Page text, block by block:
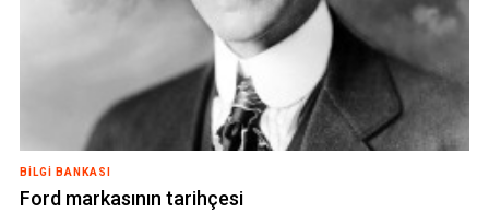
BILGI BANKASI
Ford markasının tarihçesi